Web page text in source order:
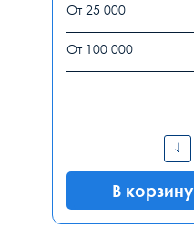
От 25 000
От 100 000
В корзину